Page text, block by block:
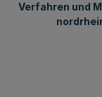
Verfahren und